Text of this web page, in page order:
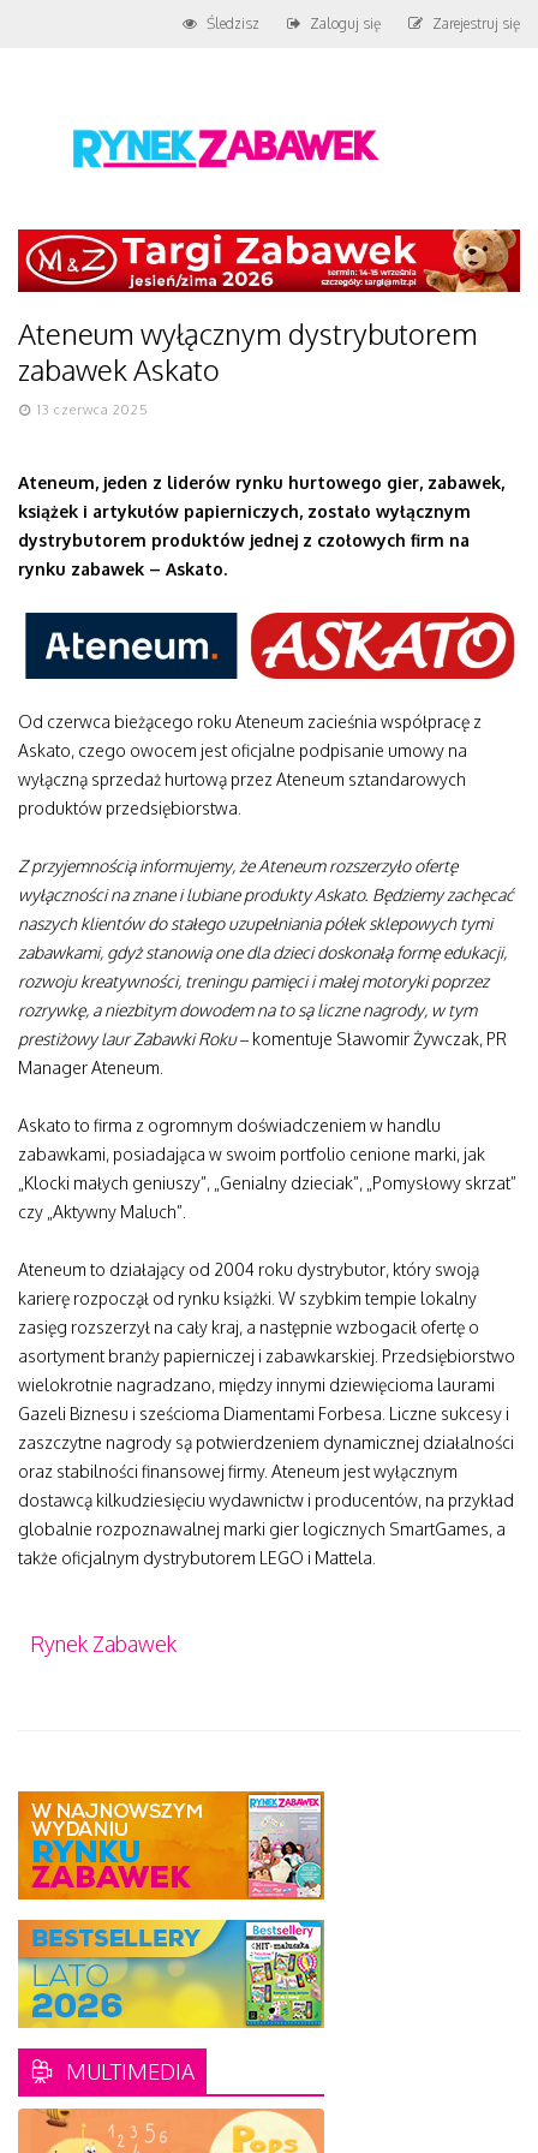
Śledzisz Zaloguj się Zarejestruj się
Ateneum wyłącznym dystrybutorem
zabawek Askato
13 czerwca 2025
Ateneum, jeden z liderów rynku hurtowego gier, zabawek,
książek i artykułów papierniczych, zostało wyłącznym
dystrybutorem produktów jednej z czołowych firm na
rynku zabawek – Askato.
Od czerwca bieżącego roku Ateneum zacieśnia współpracę z
Askato, czego owocem jest oficjalne podpisanie umowy na
wyłączną sprzedaż hurtową przez Ateneum sztandarowych
produktów przedsiębiorstwa.
Z przyjemnością informujemy, że Ateneum rozszerzyło ofertę
wyłączności na znane i lubiane produkty Askato. Będziemy zachęcać
naszych klientów do stałego uzupełniania półek sklepowych tymi
zabawkami, gdyż stanowią one dla dzieci doskonałą formę edukacji,
rozwoju kreatywności, treningu pamięci i małej motoryki poprzez
rozrywkę, a niezbitym dowodem na to są liczne nagrody, w tym
prestiżowy laur Zabawki Roku– komentuje Sławomir Żywczak, PR
Manager Ateneum.
Askato to firma z ogromnym doświadczeniem w handlu
zabawkami, posiadająca w swoim portfolio cenione marki, jak
„Klocki małych geniuszy”, „Genialny dzieciak”, „Pomysłowy skrzat”
czy „Aktywny Maluch”.
Ateneum to działający od 2004 roku dystrybutor, który swoją
karierę rozpoczął od rynku książki. W szybkim tempie lokalny
zasięg rozszerzył na cały kraj, a następnie wzbogacił ofertę o
asortyment branży papierniczej i zabawkarskiej. Przedsiębiorstwo
wielokrotnie nagradzano, między innymi dziewięcioma laurami
Gazeli Biznesu i sześcioma Diamentami Forbesa. Liczne sukcesy i
zaszczytne nagrody są potwierdzeniem dynamicznej działalności
oraz stabilności finansowej firmy. Ateneum jest wyłącznym
dostawcą kilkudziesięciu wydawnictw i producentów, na przykład
globalnie rozpoznawalnej marki gier logicznych SmartGames, a
także oficjalnym dystrybutorem LEGO i Mattela.
Rynek Zabawek
MULTIMEDIA